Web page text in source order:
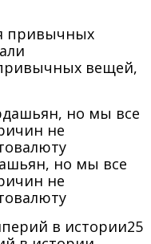
вещей,
но мы все
не
25